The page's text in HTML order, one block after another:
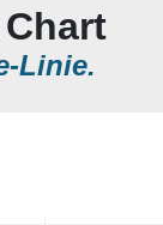
Linie.